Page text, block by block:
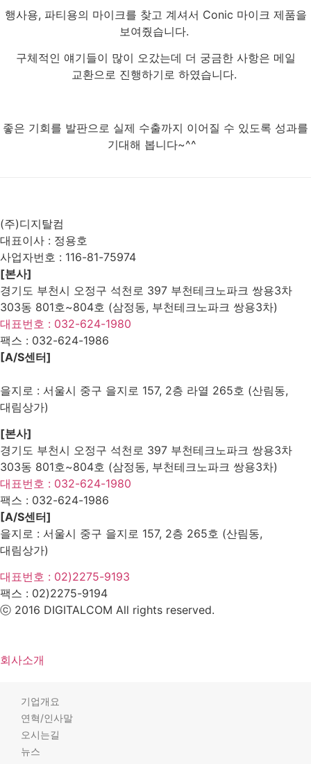
행사용, 파티용의 마이크를 찾고 계셔서 Conic 마이크 제품을
보여줬습니다.
구체적인 얘기들이 많이 오갔는데 더 궁금한 사항은 메일
교환으로 진행하기로 하였습니다.
좋은 기회를 발판으로 실제 수출까지 이어질 수 있도록 성과를
기대해 봅니다~^^
(주)디지탈컴
대표이사 : 정용호
사업자번호 : 116-81-75974
[본사]
경기도 부천시 오정구 석천로 397 부천테크노파크 쌍용3차
303동 801호~804호 (삼정동, 부천테크노파크 쌍용3차)
대표번호 : 032-624-1980
팩스 : 032-624-1986
[A/S센터]
을지로 : 서울시 중구 을지로 157, 2층 라열 265호 (산림동,
대림상가)
[본사]
경기도 부천시 오정구 석천로 397 부천테크노파크 쌍용3차
303동 801호~804호 (삼정동, 부천테크노파크 쌍용3차)
대표번호 : 032-624-1980
팩스 : 032-624-1986
[A/S센터]
을지로 : 서울시 중구 을지로 157, 2층 265호 (산림동,
대림상가)
대표번호 : 02)2275-9193
팩스 : 02)2275-9194​
ⓒ 2016 DIGITALCOM All rights reserved.
회사소개
기업개요
연혁/인사말
오시는길
뉴스